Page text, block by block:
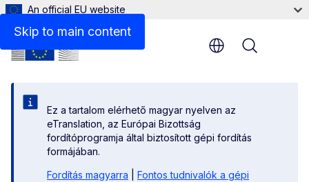
Skip to main content
An official EU website
Ez a tartalom elérhető magyar nyelven az
eTranslation, az Európai Bizottság
fordítóprogramja által biztosított gépi fordítás
formájában.
Fordítás magyarra
Fontos tudnivalók a gépi
Menu